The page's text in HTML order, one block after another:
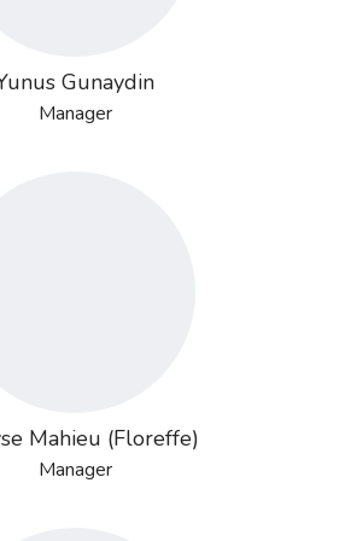
Gunaydin
Manager
Mahieu (Floreffe)
Manager